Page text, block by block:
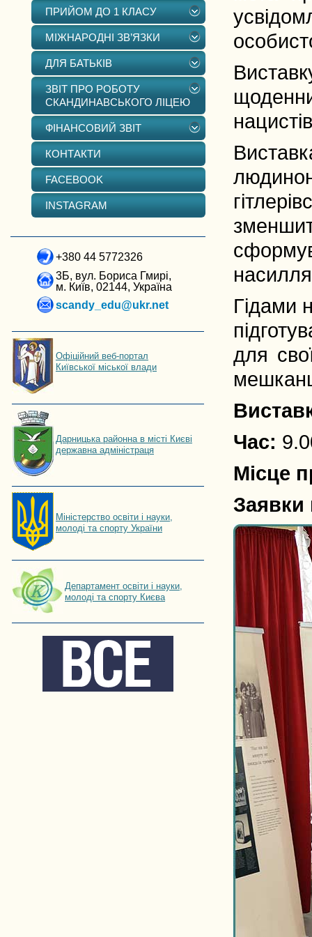
ПРИЙОМ ДО 1 КЛАСУ
МІЖНАРОДНІ ЗВ’ЯЗКИ
ДЛЯ БАТЬКІВ
ЗВІТ ПРО РОБОТУ
СКАНДИНАВСЬКОГО ЛІЦЕЮ
ФІНАНСОВИЙ ЗВІТ
КОНТАКТИ
FACEBOOK
INSTAGRAM
+380 44 5772326
3Б, вул. Бориса Гмирі,
м. Київ, 02144, Україна
scandy_edu@ukr.net
Офіційний веб-портал
Київської міської влади
Дарницька районна в місті Києві
державна адміністраця
Мiнiстерство освiти і науки,
молоді та спорту України
Департамент освіти і науки,
молоді та спорту Києва
Гідами
для
Час:
Місце
Заявки